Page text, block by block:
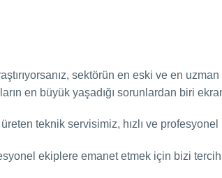
sektörün en eski ve en
en büyük yaşadığı sorunlardan biri ekran
teknik servisimiz, hızlı ve
ekiplere emanet etmek için bizi